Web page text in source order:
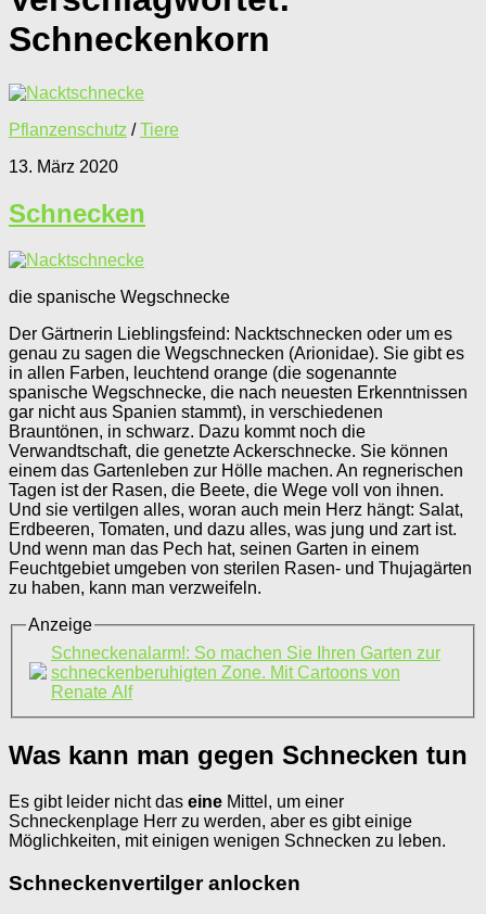
Schneckenkorn
Pflanzenschutz /Tiere
13. März 2020
Schnecken
die spanische Wegschnecke
Der Gärtnerin Lieblingsfeind: Nacktschnecken oder um es
genau zu sagen die Wegschnecken (Arionidae). Sie gibt es
in allen Farben, leuchtend orange (die sogenannte
spanische Wegschnecke, die nach neuesten Erkenntnissen
gar nicht aus Spanien stammt), in verschiedenen
Brauntönen, in schwarz. Dazu kommt noch die
Verwandtschaft, die genetzte Ackerschnecke. Sie können
einem das Gartenleben zur Hölle machen. An regnerischen
Tagen ist der Rasen, die Beete, die Wege voll von ihnen.
Und sie vertilgen alles, woran auch mein Herz hängt: Salat,
Erdbeeren, Tomaten, und dazu alles, was jung und zart ist.
Und wenn man das Pech hat, seinen Garten in einem
Feuchtgebiet umgeben von sterilen Rasen- und Thujagärten
zu haben, kann man verzweifeln.
Anzeige
Schneckenalarm!: So machen Sie Ihren Garten zur
schneckenberuhigten Zone. Mit Cartoons von
Renate Alf
Was kann man gegen Schnecken tun
Es gibt leider nicht das eine Mittel, um einer
Schneckenplage Herr zu werden, aber es gibt einige
Möglichkeiten, mit einigen wenigen Schnecken zu leben.
Schneckenvertilger anlocken